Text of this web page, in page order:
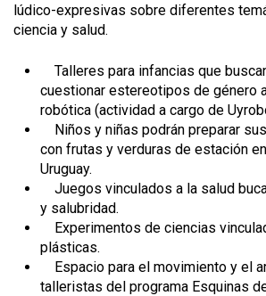
lúdico-expresivas sobre diferentes
ciencia y salud.
Talleres para infancias que
cuestionar estereotipos de género
robótica (actividad a cargo de
Niños y niñas podrán preparar
con frutas y verduras de estación
Uruguay.
Juegos vinculados a la salud
y salubridad.
Experimentos de ciencias
plásticas.
Espacio para el movimiento y el
talleristas del programa Esquinas